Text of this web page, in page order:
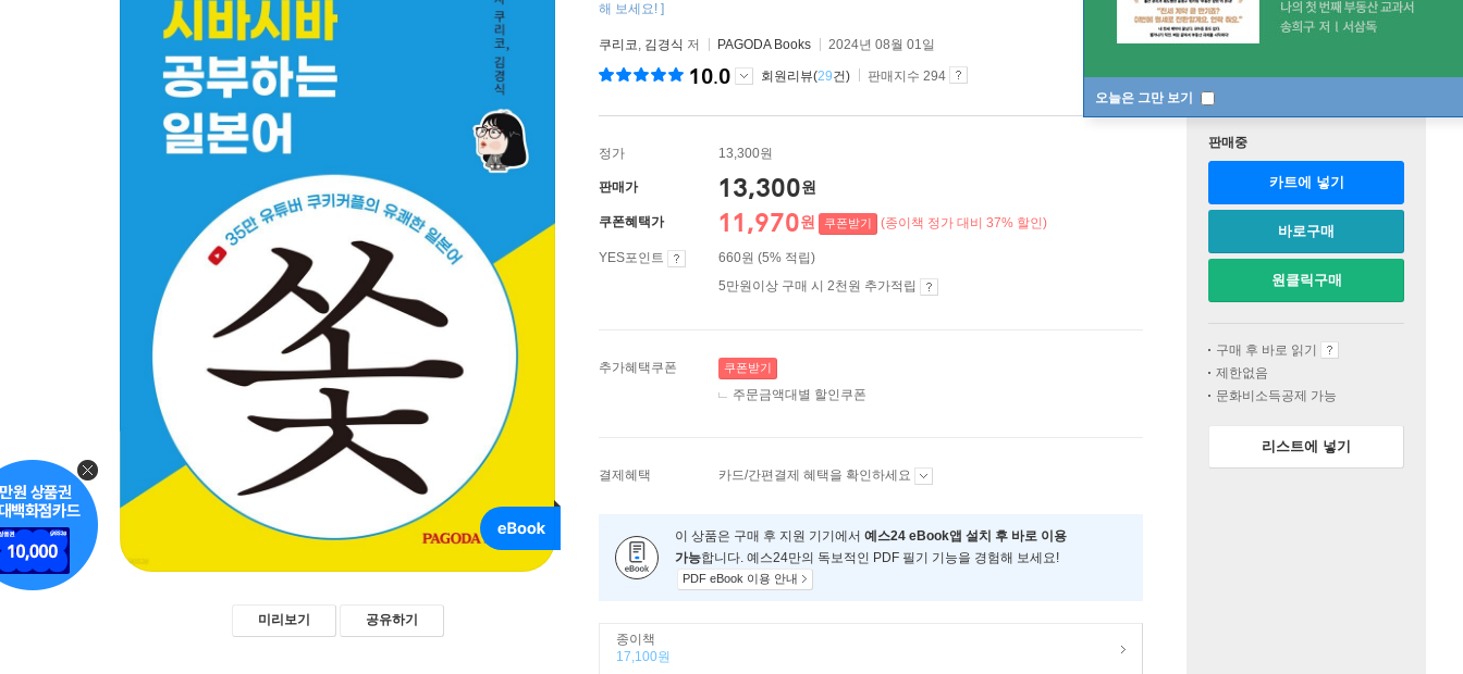
오늘은 그만 보기
미리보기 공유하기
해 보세요! ]
쿠리코, 김경식 저 PAGODA Books 2024년 08월 01일
10.0 회원리뷰(29건) 판매지수 294
정가 13,300원
판매가 13,300원
쿠폰혜택가 11,970원 쿠폰받기 (종이책 정가 대비 37% 할인)
YES포인트
660원 (5% 적립)
5만원이상 구매 시 2천원 추가적립
추가혜택쿠폰 쿠폰받기
주문금액대별 할인쿠폰
결제혜택 카드/간편결제 혜택을 확인하세요
이 상품은 구매 후 지원 기기에서 예스24 eBook앱 설치 후 바로 이용
가능합니다. 예스24만의 독보적인 PDF 필기 기능을 경험해 보세요!
PDF eBook 이용 안내
종이책
17,100원
판매중
카트에 넣기
바로구매
원클릭구매
구매 후 바로 읽기
제한없음
문화비소득공제 가능
리스트에 넣기